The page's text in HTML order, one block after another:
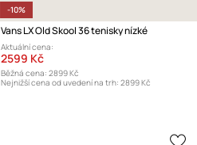
-10%
Vans LX Old Skool 36 tenisky nízké
Aktuální cena:
2599 Kč
Běžná cena: 2899 Kč
Nejnižší cena od uvedení na trh: 2899 Kč